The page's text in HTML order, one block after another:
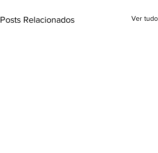
Posts Relacionados Ver tudo